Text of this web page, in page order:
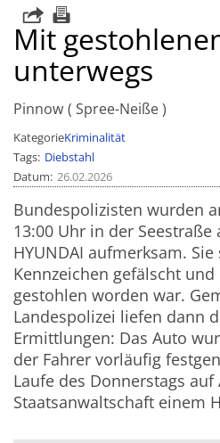
Mit
unterwegs
Pinnow Spree-Neiße
KategorieKriminalität
Tags Diebstahl
Datum 26.02.2026
Bundespolizisten wurden
13:00 Uhr in der Seestraße
HYUNDAI aufmerksam.
Kennzeichen gefälscht
gestohlen worden war.
Landespolizei liefen dann
Ermittlungen: Das Auto
der Fahrer vorläufig
Laufe des Donnerstags auf
Staatsanwaltschaft einem